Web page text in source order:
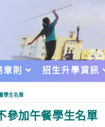
則 招生升學資訊
學生名單
參加午餐學生名單